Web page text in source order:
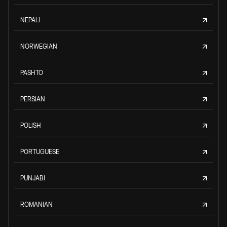
NEPALI
NORWEGIAN
PASHTO
PERSIAN
POLISH
PORTUGUESE
PUNJABI
ROMANIAN